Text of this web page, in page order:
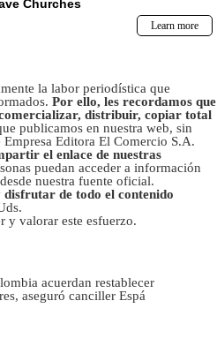
la labor periodística que
Por ello, les recordamos que
distribuir, copiar total
publicamos en nuestra web, sin
Editora El Comercio S.A.
el enlace de nuestras
puedan acceder a información
nuestra fuente oficial.
disfrutar de todo el contenido
y valorar este esfuerzo.
acuerdan restablecer
aseguró canciller Espá